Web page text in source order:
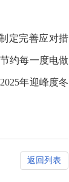
定完善应对措
约每一度电做
年迎峰度冬
返回列表